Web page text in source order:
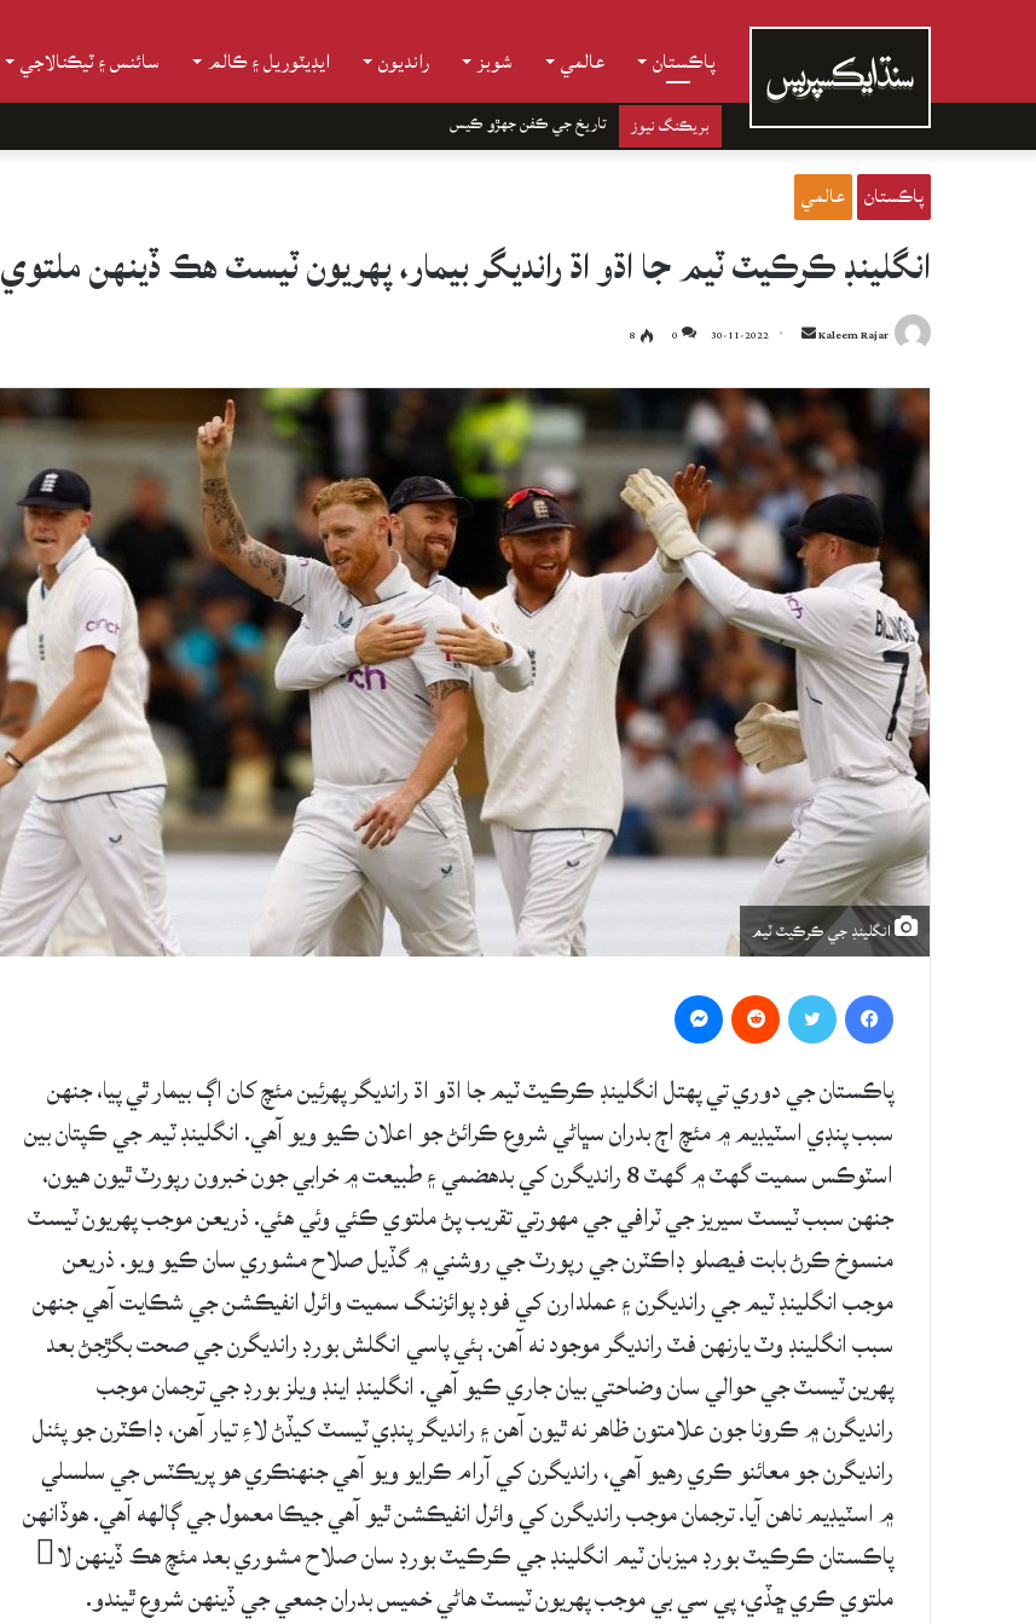
پاڪستان عالمي شوبز رانديون ايڊيٽوريل ۽ ڪالم سائنس ۽ ٽيڪنالاجي
بريڪنگ نيوز تاريخ جي ڪفن جھڙو ڪيس
پاڪستان عالمي
انگلينڊ ڪرڪيٽ ٽيم جا اڌو اڌ رانديگر بيمار، پهريون ٽيسٽ هڪ ڏينهن ملتوي
Kaleem Rajar
Send
email
30-11-2022
0
8
انگلينڊ جي ڪرڪيٽ ٽيم
پاڪستان جي دوري تي پهتل انگلينڊ ڪرڪيٽ ٽيم جا اڌو اڌ رانديگر پهرئين مئچ کان اڳ بيمار ٿي پيا، جنهن
سبب پنڊي اسٽيڊيم ۾ مئچ اڄ بدران سڀاڻي شروع ڪرائڻ جو اعلان ڪيو ويو آهي. انگلينڊ ٽيم جي ڪپتان بين
اسٽوڪس سميت گهٽ ۾ گهٽ 8 رانديگرن کي بدهضمي ۽ طبيعت ۾ خرابي جون خبرون رپورٽ ٿيون هيون،
جنهن سبب ٽيسٽ سيريز جي ٽرافي جي مهورتي تقريب پڻ ملتوي ڪئي وئي هئي. ذريعن موجب پهريون ٽيسٽ
منسوخ ڪرڻ بابت فيصلو ڊاڪٽرن جي رپورٽ جي روشني ۾ گڏيل صلاح مشوري سان ڪيو ويو. ذريعن
موجب انگلينڊ ٽيم جي رانديگرن ۽ عملدارن کي فوڊ پوائزننگ سميت وائرل انفيڪشن جي شڪايت آهي جنهن
سبب انگلينڊ وٽ يارنهن فٽ رانديگر موجود نه آهن. ٻئي پاسي انگلش بورڊ رانديگرن جي صحت بگڙجڻ بعد
پهرين ٽيسٽ جي حوالي سان وضاحتي بيان جاري ڪيو آهي. انگلينڊ اينڊ ويلز بورڊ جي ترجمان موجب
رانديگرن ۾ ڪرونا جون علامتون ظاهر نه ٿيون آهن ۽ رانديگر پنڊي ٽيسٽ کيڏڻ لاءِ تيار آهن، ڊاڪٽرن جو پئنل
رانديگرن جو معائنو ڪري رهيو آهي، رانديگرن کي آرام ڪرايو ويو آهي جنهنڪري هو پريڪٽس جي سلسلي
۾ اسٽيڊيم ناهن آيا. ترجمان موجب رانديگرن کي وائرل انفيڪشن ٿيو آهي جيڪا معمول جي ڳالهه آهي. هوڏانهن
پاڪستان ڪرڪيٽ بورڊ ميزبان ٽيم انگلينڊ جي ڪرڪيٽ بورڊ سان صلاح مشوري بعد مئچ هڪ ڏينهن لا
ملتوي ڪري ڇڏي، پي سي بي موجب پهريون ٽيسٽ هاڻي خميس بدران جمعي جي ڏينهن شروع ٿيندو.